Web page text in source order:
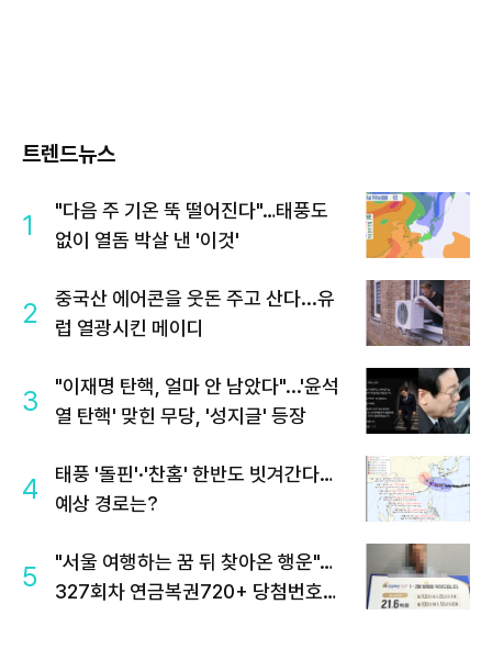
트렌드뉴스
1
"다음 주 기온 뚝 떨어진다"…태풍도
없이 열돔 박살 낸 '이것'
2
중국산 에어콘을 웃돈 주고 산다...유
럽 열광시킨 메이디
3
"이재명 탄핵, 얼마 안 남았다"...'윤석
열 탄핵' 맞힌 무당, '성지글' 등장
4
태풍 '돌핀'·'찬홈' 한반도 빗겨간다…
예상 경로는?
5
"서울 여행하는 꿈 뒤 찾아온 행운"…
327회차 연금복권720+ 당첨번호조